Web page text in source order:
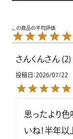
さんくん 2
投稿日 2026/07/22
思ったより
いね！半年以